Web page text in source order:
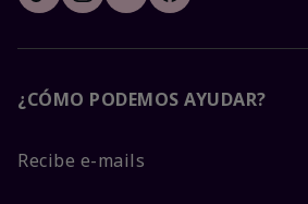
¿CÓMO PODEMOS AYUDAR?
Recibe e-mails